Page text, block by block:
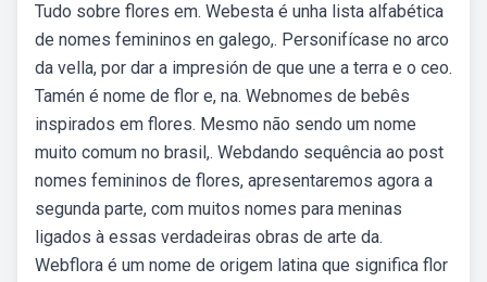
Tudo sobre flores em. Webesta é unha lista alfabética
de nomes femininos en galego,. Personifícase no arco
da vella, por dar a impresión de que une a terra e o ceo.
Tamén é nome de flor e, na. Webnomes de bebês
inspirados em flores. Mesmo não sendo um nome
muito comum no brasil,. Webdando sequência ao post
nomes femininos de flores, apresentaremos agora a
segunda parte, com muitos nomes para meninas
ligados à essas verdadeiras obras de arte da.
Webflora é um nome de origem latina que significa flor